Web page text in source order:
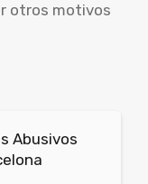
otros motivos
Abusivos